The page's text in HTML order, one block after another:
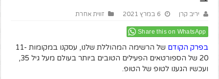
יריב קרן 6 במרץ 2021 זווית אחרת
Share this on WhatsApp
בפרק הקודם
של הרשימה המהוללת שלנו, עסקנו במקומות 11-
20 של הספורטאים הפעילים הטובים ביותר בעולם מעל גיל 35,
ועכשיו הגענו לטופ של הטופ.